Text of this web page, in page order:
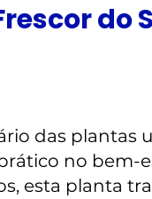
do
das plantas
no bem-
esta planta